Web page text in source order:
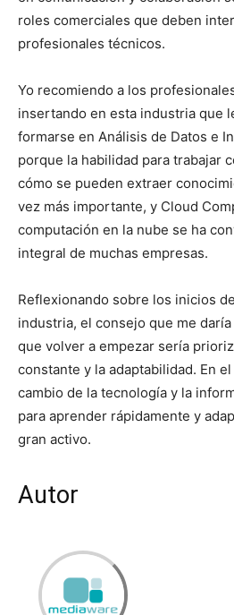
roles comerciales que deben
profesionales técnicos.
Yo recomiendo a los
insertando en esta industria que
formarse en Análisis de Datos e
porque la habilidad para trabajar
cómo se pueden extraer
vez más importante, y Cloud
computación en la nube se ha
integral de muchas empresas.
Reflexionando sobre los inicios
industria, el consejo que me
que volver a empezar sería
constante y la adaptabilidad. En
cambio de la tecnología y la
para aprender rápidamente y
gran activo.
Autor